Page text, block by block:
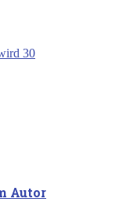
30
Autor